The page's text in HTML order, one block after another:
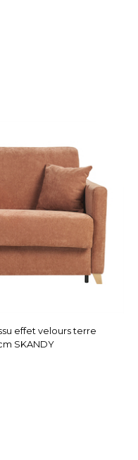
effet velours terre
SKANDY